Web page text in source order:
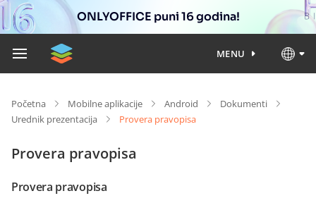
ONLYOFFICE puni 16 godina!
MENU
Početna Mobilne aplikacije Android
Dokumenti
Urednik prezentacija
Provera pravopisa
Provera pravopisa
Provera pravopisa